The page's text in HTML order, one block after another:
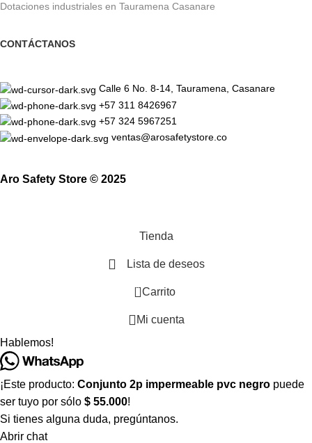
Dotaciones industriales en Tauramena Casanare
CONTÁCTANOS
Calle 6 No. 8-14, Tauramena, Casanare
+57 311 8426967
+57 324 5967251
ventas@arosafetystore.co
Aro Safety Store © 2025
Tienda
Lista de deseos
0 Carrito
Mi cuenta
Hablemos!
¡Este producto: Conjunto 2p impermeable pvc negro puede
ser tuyo por sólo $ 55.000!
Si tienes alguna duda, pregúntanos.
Abrir chat